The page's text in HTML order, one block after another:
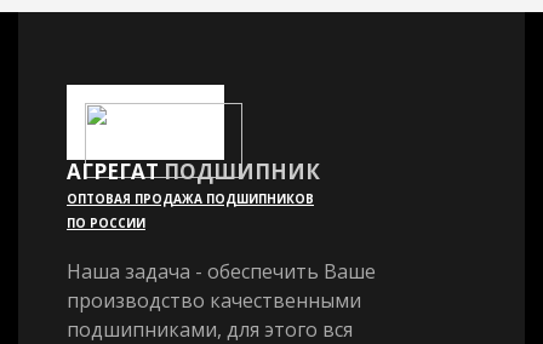
АГРЕГАТПОДШИПНИК
ОПТОВАЯ ПРОДАЖА ПОДШИПНИКОВ
ПО РОССИИ
Наша задача - обеспечить Ваше
производство качественными
подшипниками, для этого вся